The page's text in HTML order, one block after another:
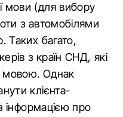
мови (для вибору
з автомобілями
Таких багато,
з країн СНД, які
мовою. Однак
клієнта-
інформацією про